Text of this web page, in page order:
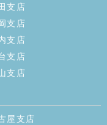
支店
支店
支店
支店
支店
屋支店